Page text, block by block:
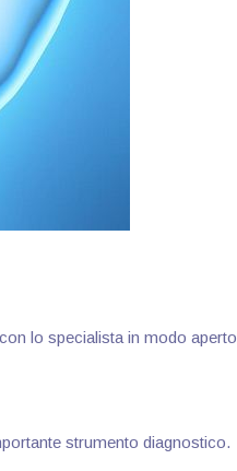
lo specialista in modo aperto
strumento diagnostico.